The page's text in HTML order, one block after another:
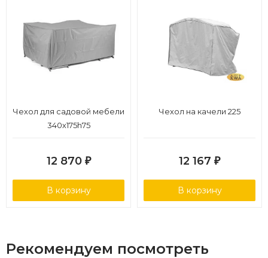
Чехол для садовой мебели
340х175h75
12 870 ₽
В корзину
Чехол на качели 225
12 167 ₽
В корзину
Рекомендуем посмотреть